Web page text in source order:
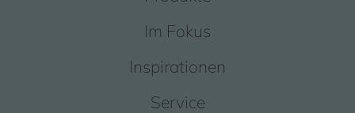
Im Fokus
Inspirationen
Service